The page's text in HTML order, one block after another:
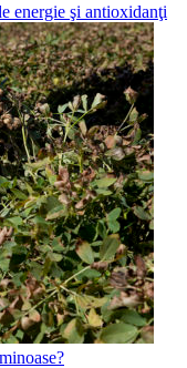
energie şi antioxidanţi